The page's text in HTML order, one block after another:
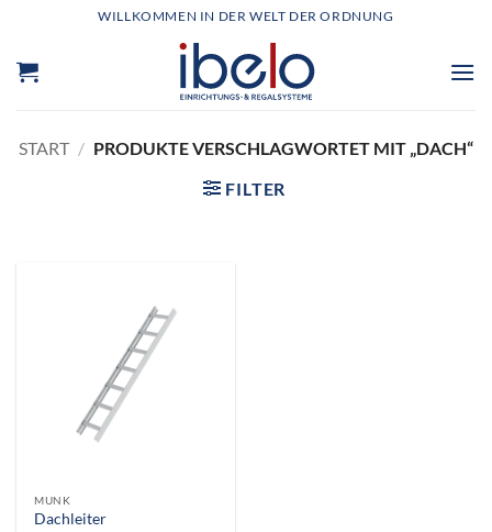
springen
WILLKOMMEN IN DER WELT DER ORDNUNG
START / PRODUKTE VERSCHLAGWORTET MIT „DACH“
FILTER
MUNK
Dachleiter